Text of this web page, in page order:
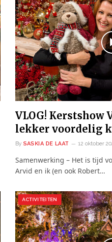
VLOG! Kerstshow
lekker voordelig
By SASKIA DE LAAT 12 oktober
Samenwerking – Het is tijd
Arvid en ik (en ook Robert…
ACTIVITEITEN